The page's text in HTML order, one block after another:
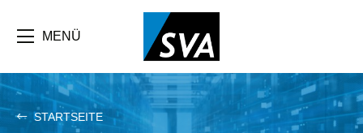
Inhalt
MENÜ
STARTSEITE